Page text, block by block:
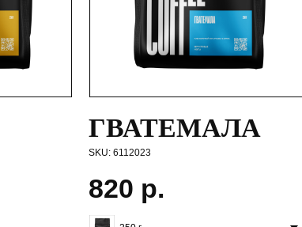
ГВАТЕМАЛА
SKU: 6112023
820 р.